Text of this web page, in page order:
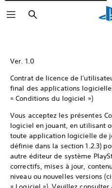
Rechercher
Ver. 1.0
Contrat de licence de
final des applications
« Conditions du logiciel »)
Vous acceptez les présentes
logiciel en jouant, en utilisant
toute application logicielle de
définie dans la section 1.2.3)
autre éditeur de système
correctifs, mises à jour,
niveau ou nouvelles versions